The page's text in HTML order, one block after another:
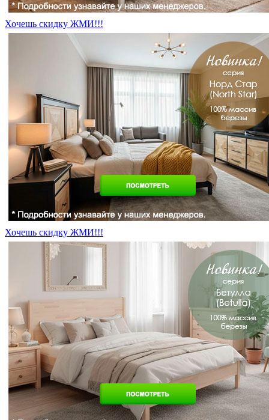
Хочешь скидку ЖМИ!!!
Хочешь скидку ЖМИ!!!